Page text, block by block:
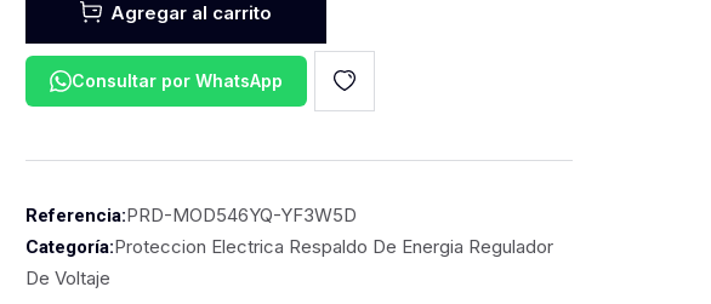
Agregar al carrito
Consultar por WhatsApp
Referencia:PRD-MOD546YQ-YF3W5D
Categoría:Proteccion Electrica Respaldo De Energia Regulador
De Voltaje